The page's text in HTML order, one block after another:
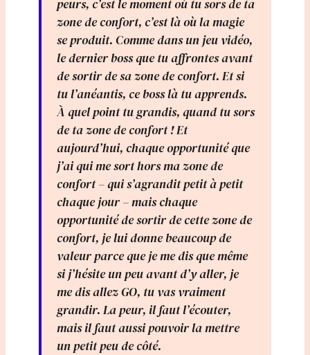
peurs, c’est le moment où tu sors de ta
zone de confort, c’est là où la magie
se produit. Comme dans un jeu vidéo,
le dernier boss que tu affrontes avant
de sortir de sa zone de confort. Et si
tu l’anéantis, ce boss là tu apprends.
À quel point tu grandis, quand tu sors
de ta zone de confort ! Et
aujourd’hui, chaque opportunité que
j’ai qui me sort hors ma zone de
confort – qui s’agrandit petit à petit
chaque jour – mais chaque
opportunité de sortir de cette zone de
confort, je lui donne beaucoup de
valeur parce que je me dis que même
si j’hésite un peu avant d’y aller, je
me dis allez GO, tu vas vraiment
grandir. La peur, il faut l’écouter,
mais il faut aussi pouvoir la mettre
un petit peu de côté.